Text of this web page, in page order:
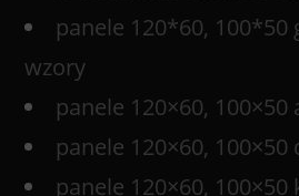
panele 120*60, 100*50
wzory
panele 120×60,
panele 120×60,
panele 120×60, 100×50